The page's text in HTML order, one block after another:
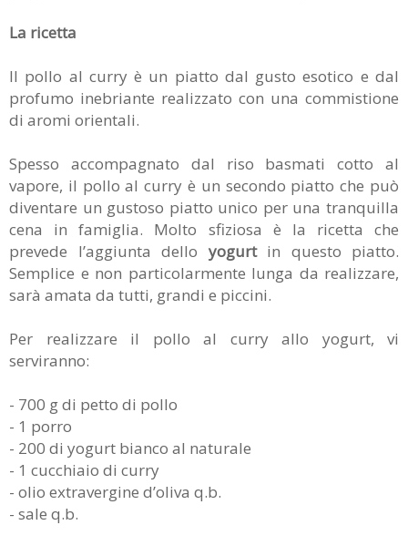
La ricetta
Il pollo al curry è un piatto dal gusto esotico e dal
profumo inebriante realizzato con una commistione
di aromi orientali.
Spesso accompagnato dal riso basmati cotto al
vapore, il pollo al curry è un secondo piatto che può
diventare un gustoso piatto unico per una tranquilla
cena in famiglia. Molto sfiziosa è la ricetta che
prevede l’aggiunta dello yogurtin questo piatto.
Semplice e non particolarmente lunga da realizzare,
sarà amata da tutti, grandi e piccini.
Per realizzare il pollo al curry allo yogurt, vi
serviranno:
- 700 g di petto di pollo
- 1 porro
- 200 di yogurt bianco al naturale
- 1 cucchiaio di curry
- olio extravergine d’oliva q.b.
- sale q.b.